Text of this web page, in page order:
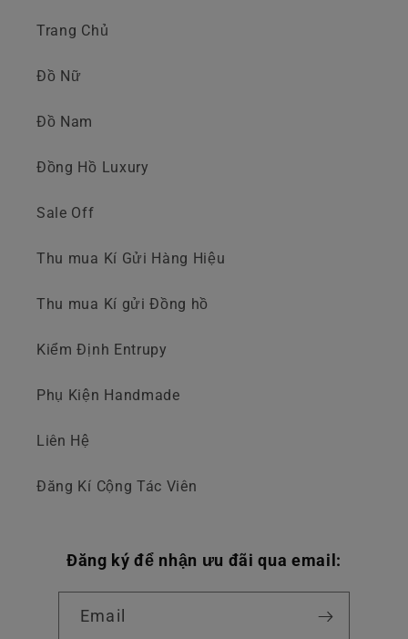
Trang Chủ
Đồ Nữ
Đồ Nam
Đồng Hồ Luxury
Sale Off
Thu mua Kí Gửi Hàng Hiệu
Thu mua Kí gửi Đồng hồ
Kiểm Định Entrupy
Phụ Kiện Handmade
Liên Hệ
Đăng Kí Cộng Tác Viên
Đăng ký để nhận ưu đãi qua email:
Email